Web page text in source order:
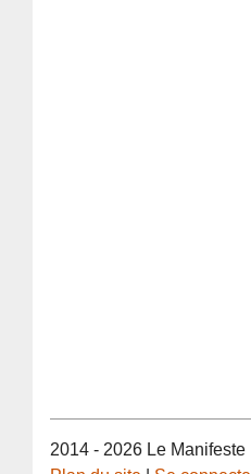
2014 - 2026 Le Manifeste